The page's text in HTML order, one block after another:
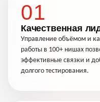
01
Качественная
Управление объёмом и
работы в 100+ нишах
эффективные связки и
долгого тестирования.